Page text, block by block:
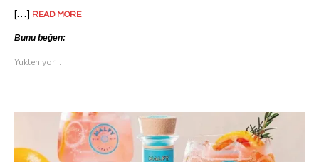
[…] READ MORE
Bunu beğen:
Yükleniyor...